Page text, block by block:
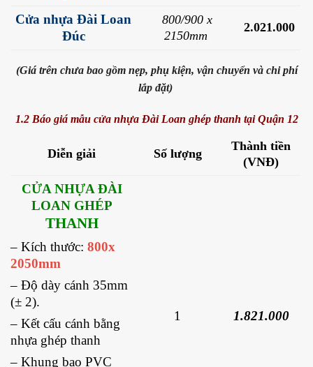
Cửa nhựa Đài Loan
Đúc
800/900 x
2150mm
2.021.000
(Giá trên chưa bao gồm nẹp, phụ kiện, vận chuyển và chi phí
lắp đặt)
1.2 Báo giá mẫu cửa nhựa Đài Loan ghép thanh tại Quận 12
Diễn giải Số lượng
Thành tiền
(VNĐ)
CỬA NHỰA ĐÀI
LOAN GHÉP
THANH
– Kích thước: 800x
2050mm
– Độ dày cánh 35mm
(± 2).
– Kết cấu cánh bằng
nhựa ghép thanh
– Khung bao PVC
1 1.821.000